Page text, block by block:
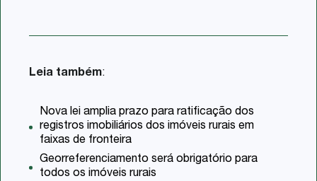
Leia também:
Nova lei amplia prazo para ratificação dos
registros imobiliários dos imóveis rurais em
faixas de fronteira
Georreferenciamento será obrigatório para
todos os imóveis rurais